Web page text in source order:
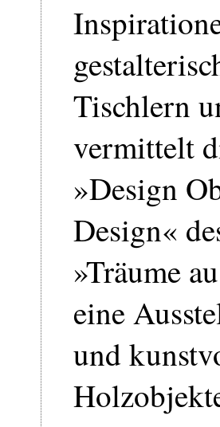
Tischlern
vermittelt
»Design
Design«
»Träume
eine
und